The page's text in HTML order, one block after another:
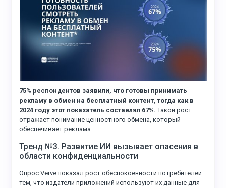
75% респондентов заявили, что готовы принимать
рекламу в обмен на бесплатный контент, тогда как в
2024 году этот показатель составлял 67%.Такой рост
отражает понимание ценностного обмена, который
обеспечивает реклама.
Тренд №3. Развитие ИИ вызывает опасения в
области конфиденциальности
Опрос Verve показал рост обеспокоенности потребителей
тем, что издатели приложений используют их данные для